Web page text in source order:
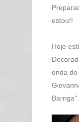
estou!!
Hoje
onda
Barriga"...